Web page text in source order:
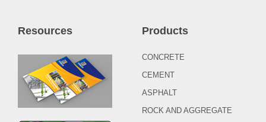
Resources Products
CONCRETE
CEMENT
ASPHALT
ROCK AND AGGREGATE